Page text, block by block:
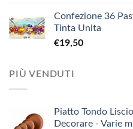
Confezione 36
Tinta Unita
€19,50
PIÙ VENDUTI
Piatto Tondo
Decorare - Varie